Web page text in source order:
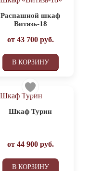
Распашной шкаф
Витязь-18
от 43 700руб.
В КОРЗИНУ
Шкаф Турин
от 44 900руб.
В КОРЗИНУ